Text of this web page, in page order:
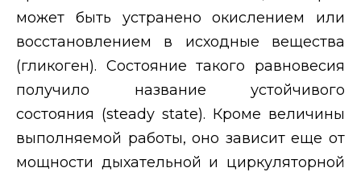
может быть устранено окислением или
восстановлением в исходные вещества
(гликоген). Состояние такого равновесия
получило название устойчивого
состояния (steady state). Кроме величины
выполняемой работы, оно зависит еще от
мощности дыхательной и циркуляторной